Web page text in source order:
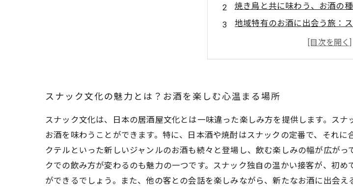
焼き鳥と共に味わう、お酒の
地域特有のお酒に出会う旅：
ウイスキーとカクテルの楽し
スナックでのお酒体験が変え
スナックで楽しむ多彩なお酒の
スナック文化の魅力とは？お酒を楽しむ心温まる場所
スナック文化は、日本の居酒屋文化とは一味違った楽しみ方を提供します。ス
お酒を味わうことができます。特に、日本酒や焼酎はスナックの定番で、それ
クテルといった新しいジャンルのお酒も続々と登場し、飲む楽しみの幅が広が
クでの飲み方が変わるのも魅力の一つです。スナック独自の温かい接客が、初
ができるでしょう。また、他の客との会話を楽しみながら、新たなお酒に出会